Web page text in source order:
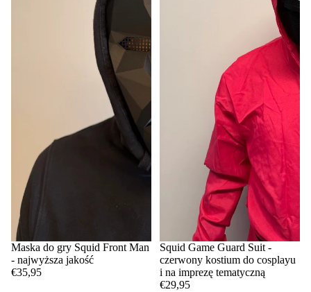
Maska do gry Squid Front Man
- najwyższa jakość
€35,95
Squid Game Guard Suit -
czerwony kostium do cosplayu
i na imprezę tematyczną
€29,95